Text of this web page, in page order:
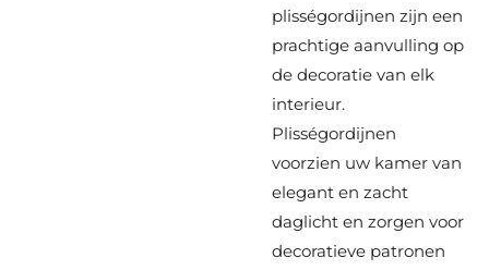
plisségordijnen zijn een
prachtige aanvulling op
de decoratie van elk
interieur.
Plisségordijnen
voorzien uw kamer van
elegant en zacht
daglicht en zorgen voor
decoratieve patronen